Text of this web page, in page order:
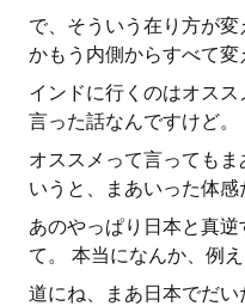
で、そういう在り方が
かもう内側からすべて変
インドに行くのはオス
言った話なんですけど。
オススメって言っても
いうと、まあいった体感
あのやっぱり日本と真
て。 本当になんか、例え
道にね、まあ日本でだ